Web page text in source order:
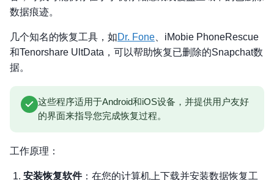
数据痕迹。
几个知名的恢复工具，如Dr. Fone 、iMobie PhoneRescue
和Tenorshare UltData，可以帮助恢复已删除的Snapchat数
据。
这些程序适用于Android和iOS设备，并提供用户友好
的界面来指导您完成恢复过程。
工作原理：
安装恢复软件：在您的计算机上下载并安装数据恢复工